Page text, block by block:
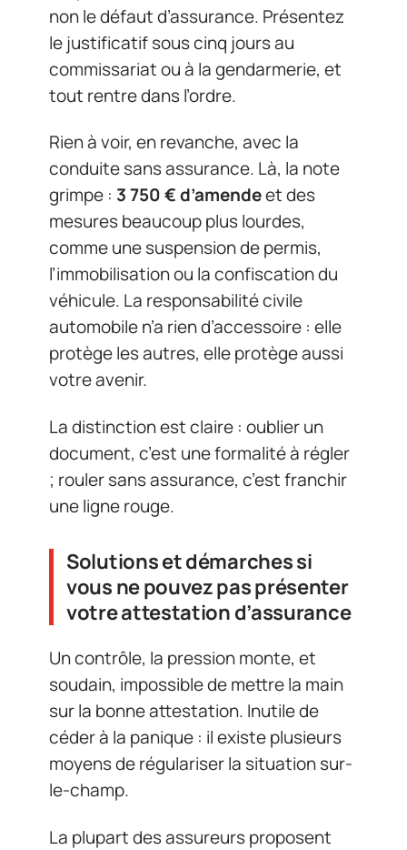
non le défaut d’assurance. Présentez
le justificatif sous cinq jours au
commissariat ou à la gendarmerie, et
tout rentre dans l’ordre.
Rien à voir, en revanche, avec la
conduite sans assurance. Là, la note
grimpe : 3 750 € d’amendeet des
mesures beaucoup plus lourdes,
comme une suspension de permis,
l’immobilisation ou la confiscation du
véhicule. La responsabilité civile
automobile n’a rien d’accessoire : elle
protège les autres, elle protège aussi
votre avenir.
La distinction est claire : oublier un
document, c’est une formalité à régler
; rouler sans assurance, c’est franchir
une ligne rouge.
Solutions et démarches si
vous ne pouvez pas présenter
votre attestation d’assurance
Un contrôle, la pression monte, et
soudain, impossible de mettre la main
sur la bonne attestation. Inutile de
céder à la panique : il existe plusieurs
moyens de régulariser la situation sur-
le-champ.
La plupart des assureurs proposent